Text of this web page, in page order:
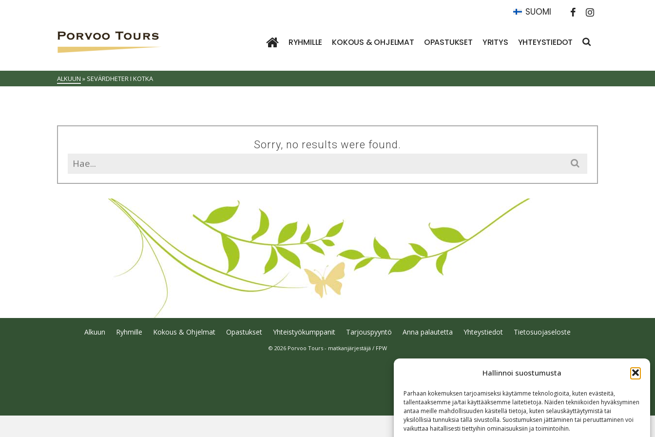
Hallinnoi suostumusta
Parhaan kokemuksen tarjoamiseksi käytämme teknologioita, kuten evästeitä,
tallentaaksemme ja/tai käyttääksemme laitetietoja. Näiden tekniikoiden hyväksyminen
antaa meille mahdollisuuden käsitellä tietoja, kuten selauskäyttäytymistä tai
yksilöllisiä tunnuksia tällä sivustolla. Suostumuksen jättäminen tai peruuttaminen voi
vaikuttaa haitallisesti tiettyihin ominaisuuksiin ja toimintoihin.
SUOMI
RYHMILLE KOKOUS & OHJELMAT OPASTUKSET YRITYS YHTEYSTIEDOT
ALKUUN » SEVÄRDHETER I KOTKA
Sorry, no results were found.
Search
for:
Alkuun Ryhmille Kokous & Ohjelmat Opastukset Yhteistyökumppanit Tarjouspyyntö Anna palautetta Yhteystiedot Tietosuojaseloste
© 2026 Porvoo Tours - matkanjärjestäjä / FPW